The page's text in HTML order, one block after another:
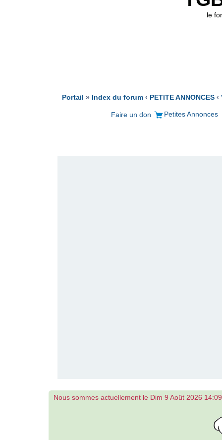
le
Portail » Index du forum ‹ PETITE ANNONCES ‹
Faire un don Petites Annonces
Nous sommes actuellement le Dim 9 Août 2026 14:09